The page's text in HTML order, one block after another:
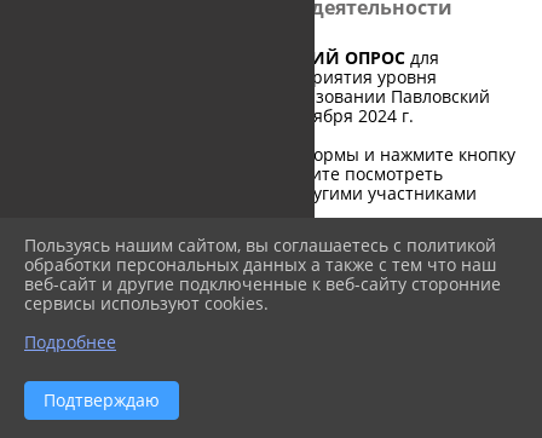
антикоррупционной деятельности
АНОНИМНЫЙ СОЦИАЛОГИЧЕСКИЙ ОПРОС для
осуществления мониторинга восприятия уровня
коррупции в муниципальном образовании Павловский
район с 01 ноября 2024 г. по 30 ноября 2024 г.
Пожалуйста, заполните все поля формы и нажмите кнопку
"Сохранить". После этого Вы сможите посмотреть
результаты заполнения формы другими участниками
Заранее благодарим за участие в опросе.
Пользуясь нашим сайтом, вы соглашаетесь с политикой
обработки персональных данных а также с тем что наш
веб-сайт и другие подключенные к веб-сайту сторонние
сервисы используют cookies.
Подробнее
Подтверждаю